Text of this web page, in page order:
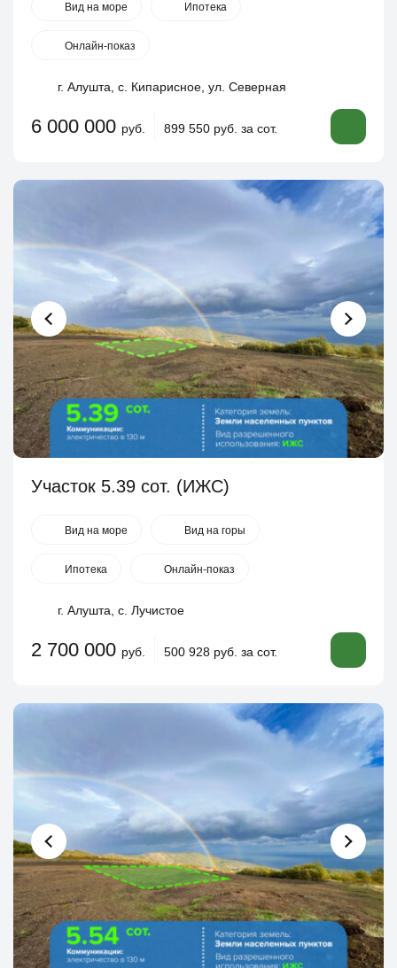
Вид на море Ипотека
Онлайн-показ
г. Алушта, с. Кипарисное, ул. Северная
6 000 000 руб. 899 550 руб. за сот.
Участок 5.39 сот. (ИЖС)
Вид на море Вид на горы
Ипотека Онлайн-показ
г. Алушта, с. Лучистое
2 700 000 руб. 500 928 руб. за сот.